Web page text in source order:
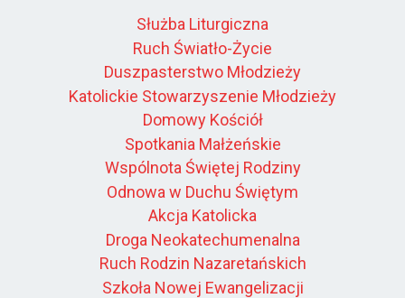
Służba Liturgiczna
Ruch Światło-Życie
Duszpasterstwo Młodzieży
Katolickie Stowarzyszenie Młodzieży
Domowy Kościół
Spotkania Małżeńskie
Wspólnota Świętej Rodziny
Odnowa w Duchu Świętym
Akcja Katolicka
Droga Neokatechumenalna
Ruch Rodzin Nazaretańskich
Szkoła Nowej Ewangelizacji